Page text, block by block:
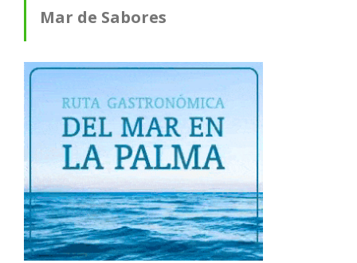
Mar de Sabores